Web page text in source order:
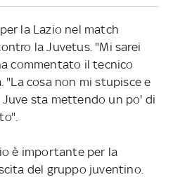
la Lazio nel match
la Juvetus. "Mi sarei
commentato il tecnico
"La cosa non mi stupisce e
sta mettendo un po' di
è importante per la
del gruppo juventino.